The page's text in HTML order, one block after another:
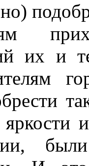
их и